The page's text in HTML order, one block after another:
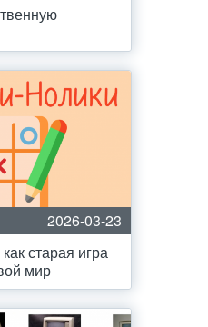
2026-03-23
старая игра
мир